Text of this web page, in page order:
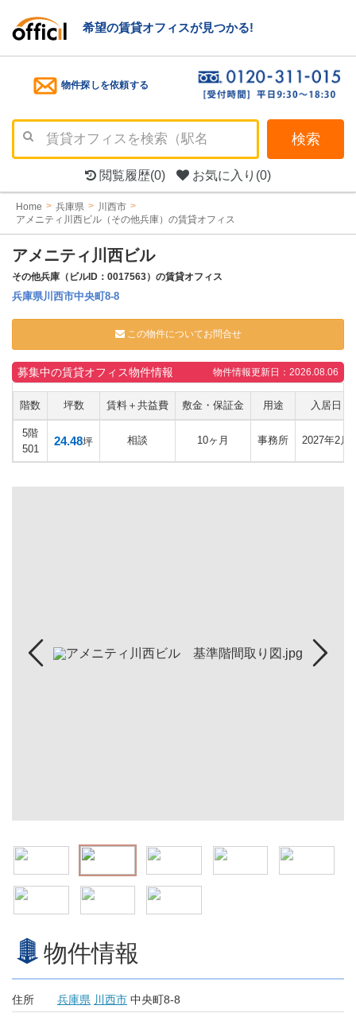
希望の賃貸オフィスが見つかる!
物件探しを依頼する
検索
閲覧履歴(0) お気に入り (0)
Home 兵庫県
川西市
アメニティ川西ビル（その他兵庫）の賃貸オフィス
アメニティ川西ビル
その他兵庫（ビルID：0017563）の賃貸オフィス
兵庫県川西市中央町8-8
この物件についてお問合せ
募集中の賃貸オフィス物件情報 物件情報更新日：2026.08.06
階数 坪数 賃料＋共益費 敷金・保証金 用途 入居日
5階
501
24.48坪 相談 10ヶ月 事務所 2027年2月
物件情報
住所 兵庫県 川西市 中央町8-8